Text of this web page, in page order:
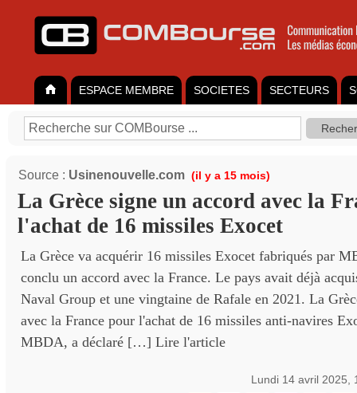
ESPACE MEMBRE SOCIETES SECTEURS
Source : Usinenouvelle.com (il y a 15 mois)
La Grèce signe un accord avec la
l'achat de 16 missiles Exocet
La Grèce va acquérir 16 missiles Exocet fabriqués par
conclu un accord avec la France. Le pays avait déjà
Naval Group et une vingtaine de Rafale en 2021. La
avec la France pour l'achat de 16 missiles anti-navires
MBDA, a déclaré […] Lire l'article
Lundi 14 avril 2025,